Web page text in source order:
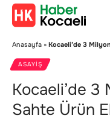
Anasayfa » Kocaeli’de 3
ASAYIŞ
Kocaeli’de 3
Sahte Ürün